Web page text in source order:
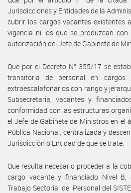
Jurisdicciones y Entidades de la
cubrir los cargos vacantes existentes
vigencia ni los que se produzcan
autorización del Jefe de Gabinete de
Que por el Decreto N° 355/17 se
transitoria de personal en cargos
extraescalafonarios con rango y
Subsecretaria, vacantes y
conformidad con las estructuras
el Jefe de Gabinete de Ministros en el
Pública Nacional, centralizada y
Jurisdicción o Entidad de que se trate.
Que resulta necesario proceder a la
cargo vacante y financiado Nivel B,
Trabajo Sectorial del Personal del